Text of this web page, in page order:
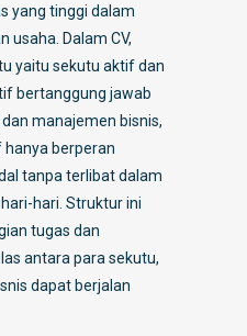
yang tinggi dalam
usaha. Dalam CV,
yaitu sekutu aktif dan
bertanggung jawab
manajemen bisnis,
berperan
tanpa terlibat dalam
hari. Struktur ini
tugas dan
antara para sekutu,
dapat berjalan